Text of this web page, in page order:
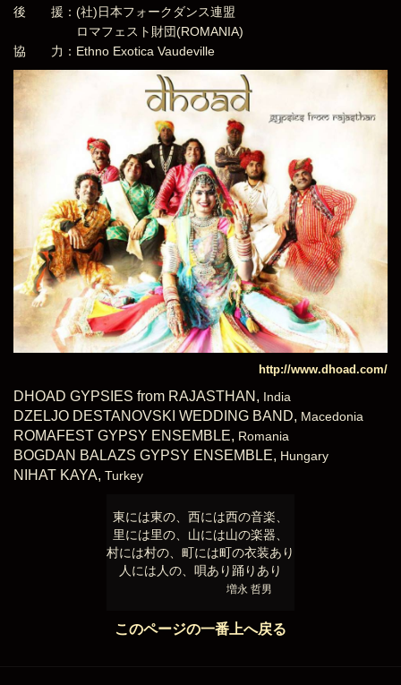
後 援：(社)日本フォークダンス連盟
ロマフェスト財団(ROMANIA)
協 力： Ethno Exotica Vaudeville
http://www.dhoad.com/
DHOAD GYPSIES from RAJASTHAN, India
DZELJO DESTANOVSKI WEDDING BAND, Macedonia
ROMAFEST GYPSY ENSEMBLE, Romania
BOGDAN BALAZS GYPSY ENSEMBLE, Hungary
NIHAT KAYA, Turkey
東には東の、西には西の音楽、
里には里の、山には山の楽器、
村には村の、町には町の衣装あり
人には人の、唄あり踊りあり
増永 哲男
このページの一番上へ戻る